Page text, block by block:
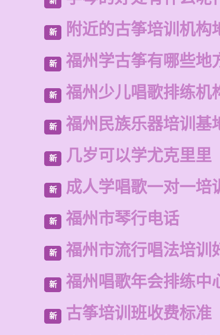
新 附近的古筝培训机构
新 福州学古筝有哪些地
新 福州少儿唱歌排练机
新 福州民族乐器培训基
新 几岁可以学尤克里里
新 成人学唱歌一对一培
新 福州市琴行电话
新 福州市流行唱法培训
新 福州唱歌年会排练中
新 古筝培训班收费标准